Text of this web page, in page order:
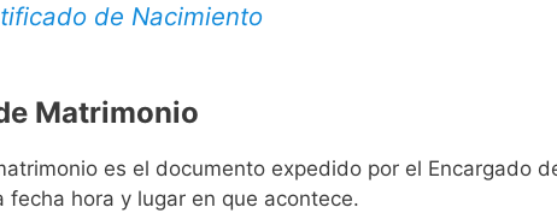
de Nacimiento
Matrimonio
es el documento expedido por el Encargado
fecha hora y lugar en que acontece.